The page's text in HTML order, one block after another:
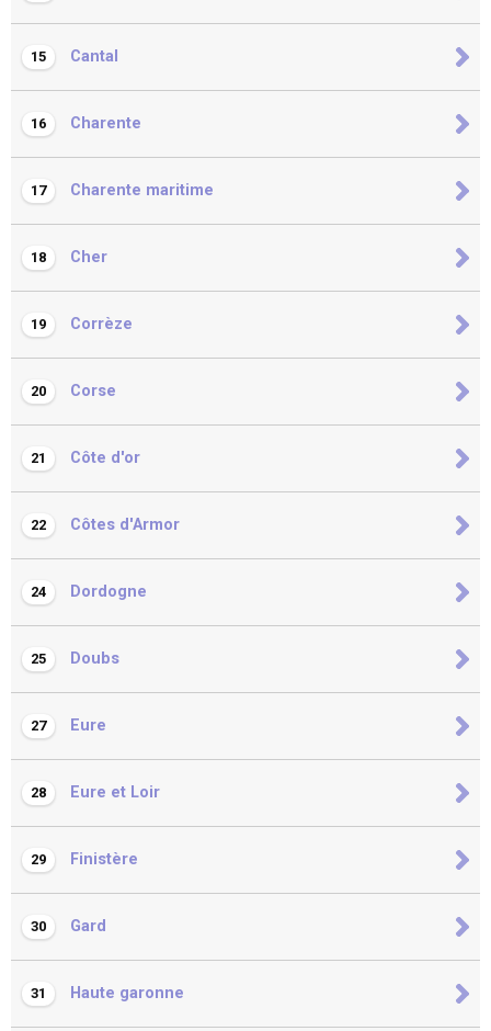
15 Cantal
16 Charente
17 Charente maritime
18 Cher
19 Corrèze
20 Corse
21 Côte d'or
22 Côtes d'Armor
24 Dordogne
25 Doubs
27 Eure
28 Eure et Loir
29 Finistère
30 Gard
31 Haute garonne